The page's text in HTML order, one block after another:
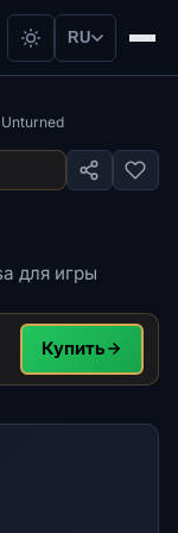
RU
для игры
Купить